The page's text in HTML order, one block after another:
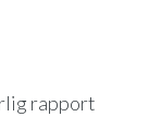
rapport